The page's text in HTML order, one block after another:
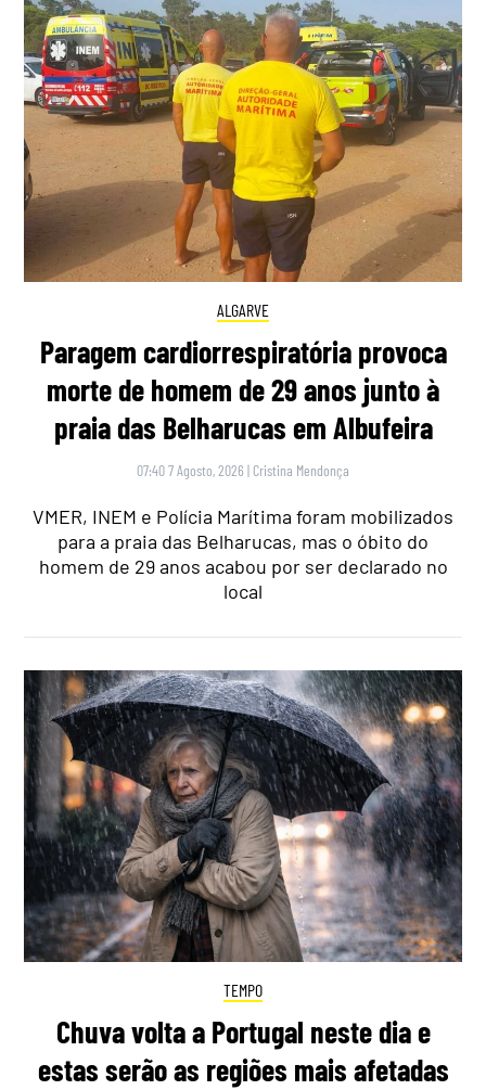
ALGARVE
Paragem cardiorrespiratória provoca
morte de homem de 29 anos junto à
praia das Belharucas em Albufeira
07:40 7 Agosto, 2026 | Cristina Mendonça
VMER, INEM e Polícia Marítima foram mobilizados
para a praia das Belharucas, mas o óbito do
homem de 29 anos acabou por ser declarado no
local
TEMPO
Chuva volta a Portugal neste dia e
estas serão as regiões mais afetadas